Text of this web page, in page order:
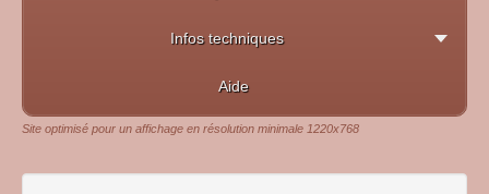
Infos techniques
Aide
Site optimisé pour un affichage en résolution minimale 1220x768